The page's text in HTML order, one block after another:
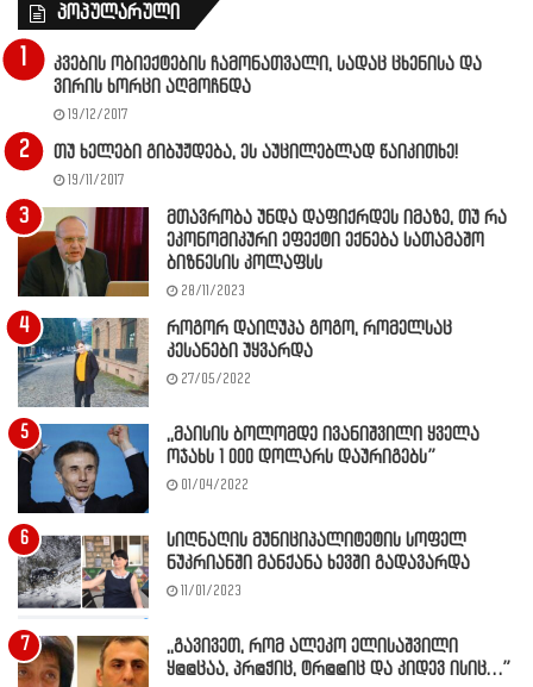
პოპულარული
კვების ობიექტების ჩამონათვალი, სადაც ცხენისა და
ვირის ხორცი აღმოჩნდა
19/12/2017
თუ ხელები გიბუჟდება, ეს აუცილებლად წაიკითხე!
19/11/2017
მთავრობა უნდა დაფიქრდეს იმაზე, თუ რა
ეკონომიკური ეფექტი ექნება სათამაშო
ბიზნესის კოლაფსს
28/11/2023
როგორ დაიღუპა გოგო, რომელსაც
კესანები უყვარდა
27/05/2022
,,მაისის ბოლომდე ივანიშვილი ყველა
ოჯახს 1 000 დოლარს დაურიგებს”
01/04/2022
სიღნაღის მუნიციპალიტეტის სოფელ
ნუკრიანში მანქანა ხევში გადავარდა
11/01/2023
,,გავივეთ, რომ ალეკო ელისაშვილი
ყ@@ცაა, პრ@ჭიც, ტრ@@იც და კიდევ ისიც…”